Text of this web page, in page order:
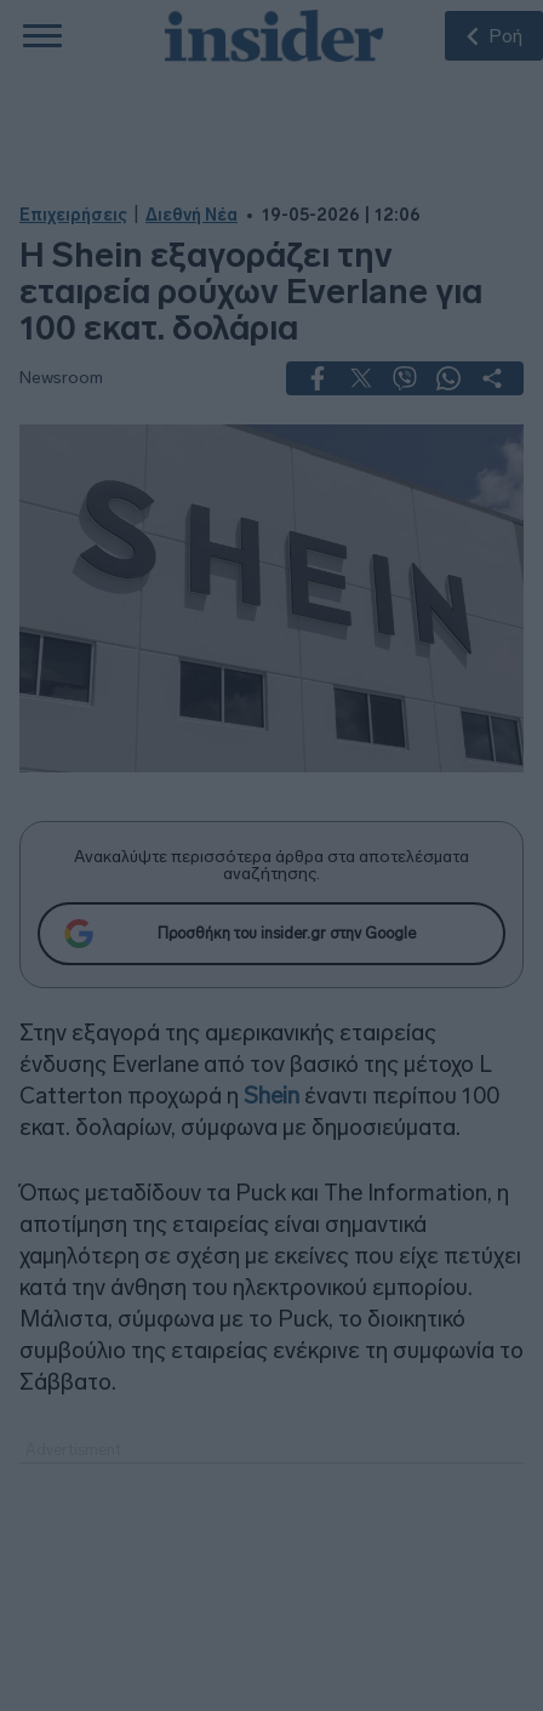
Ροή
Επιχειρήσεις Διεθνή Νέα 19-05-2026 | 12:06
Η Shein εξαγοράζει την
εταιρεία ρούχων Everlane για
100 εκατ. δολάρια
Newsroom
Ανακαλύψτε περισσότερα άρθρα στα αποτελέσματα
αναζήτησης.
Προσθήκη του insider.gr στην Google
Στην εξαγορά της αμερικανικής εταιρείας
ένδυσης Everlane από τον βασικό της μέτοχο L
Catterton προχωρά η Shein έναντι περίπου 100
εκατ. δολαρίων, σύμφωνα με δημοσιεύματα.
Όπως μεταδίδουν τα Puck και The Information, η
αποτίμηση της εταιρείας είναι σημαντικά
χαμηλότερη σε σχέση με εκείνες που είχε πετύχει
κατά την άνθηση του ηλεκτρονικού εμπορίου.
Μάλιστα, σύμφωνα με το Puck, το διοικητικό
συμβούλιο της εταιρείας ενέκρινε τη συμφωνία το
Σάββατο.